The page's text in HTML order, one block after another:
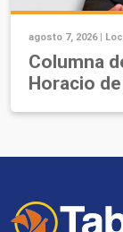
agosto 7, 2026 |
Columna
Horacio